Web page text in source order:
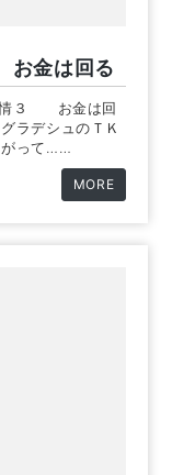
金は回る
３ お金は回
ラデシュのＴＫ
がって……
MORE